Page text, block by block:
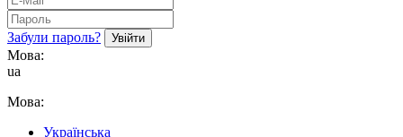
Забули пароль?
Мова:
ua
Мова:
Українська